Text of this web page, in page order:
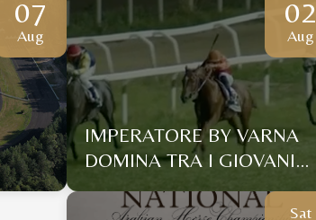
07
Aug
02
Aug
IMPERATORE BY VARNA
DOMINA TRA I GIOVANI
DI CHILIVANI MENTRE
L’ESPERTO ABU DI
Sat